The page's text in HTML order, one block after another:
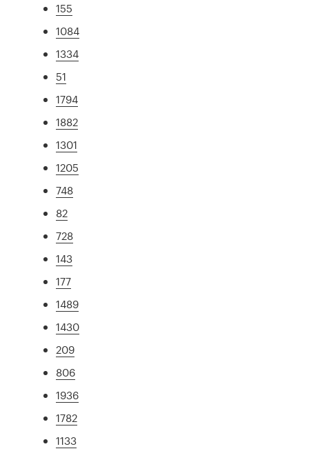
155
1084
1334
51
1794
1882
1301
1205
748
82
728
143
177
1489
1430
209
806
1936
1782
1133